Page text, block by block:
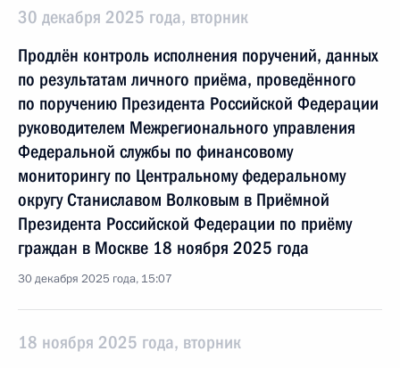
30 декабря 2025 года, вторник
Продлён контроль исполнения поручений, данных
по результатам личного приёма, проведённого
по поручению Президента Российской Федерации
руководителем Межрегионального управления
Федеральной службы по финансовому
мониторингу по Центральному федеральному
округу Станиславом Волковым в Приёмной
Президента Российской Федерации по приёму
граждан в Москве 18 ноября 2025 года
30 декабря 2025 года, 15:07
18 ноября 2025 года, вторник